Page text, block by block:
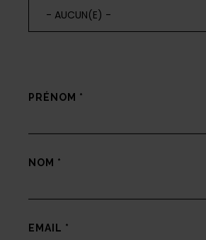
- AUCUN(E) -
PRÉNOM *
NOM *
EMAIL *